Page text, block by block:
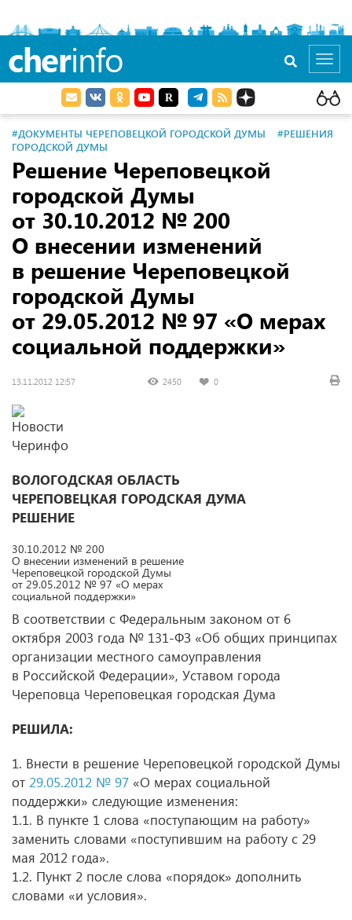
cherinfo
#ДОКУМЕНТЫ ЧЕРЕПОВЕЦКОЙ ГОРОДСКОЙ ДУМЫ
#РЕШЕНИЯ
ГОРОДСКОЙ ДУМЫ
Решение Череповецкой
городской Думы
от 30.10.2012 № 200
О внесении изменений
в решение Череповецкой
городской Думы
от 29.05.2012 № 97 «О мерах
социальной поддержки»
13.11.2012 12:57 2450 0
ВОЛОГОДСКАЯ ОБЛАСТЬ
ЧЕРЕПОВЕЦКАЯ ГОРОДСКАЯ ДУМА
РЕШЕНИЕ
30.10.2012 № 200
О внесении изменений в решение
Череповецкой городской Думы
от 29.05.2012 № 97 «О мерах
социальной поддержки»
В соответствии с Федеральным законом от 6
октября 2003 года № 131-ФЗ «Об общих принципах
организации местного самоуправления
в Российской Федерации», Уставом города
Череповца Череповецкая городская Дума
РЕШИЛА:
1. Внести в решение Череповецкой городской Думы
от 29.05.2012 № 97 «О мерах социальной
поддержки» следующие изменения:
1.1. В пункте 1 слова «поступающим на работу»
заменить словами «поступившим на работу с 29
мая 2012 года».
1.2. Пункт 2 после слова «порядок» дополнить
словами «и условия».